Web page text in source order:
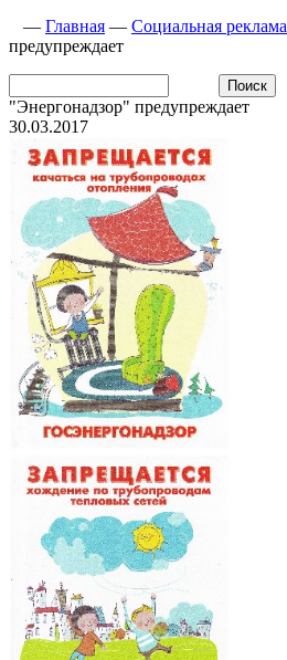
— Главная — Социальная реклама
предупреждает
"Энергонадзор" предупреждает
30.03.2017